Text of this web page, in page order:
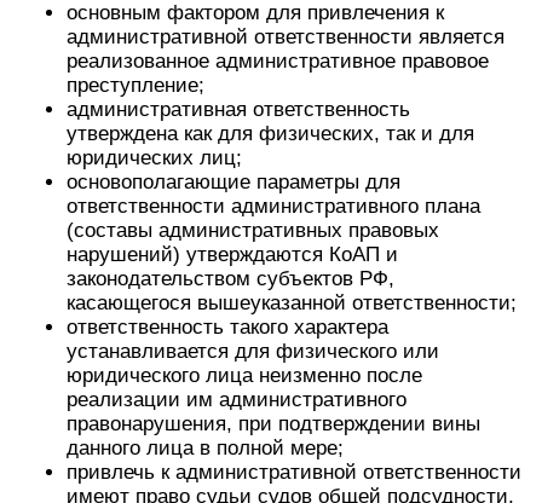
основным фактором для привлечения к
административной ответственности является
реализованное административное правовое
преступление;
административная ответственность
утверждена как для физических, так и для
юридических лиц;
основополагающие параметры для
ответственности административного плана
(составы административных правовых
нарушений) утверждаются КоАП и
законодательством субъектов РФ,
касающегося вышеуказанной ответственности;
ответственность такого характера
устанавливается для физического или
юридического лица неизменно после
реализации им административного
правонарушения, при подтверждении вины
данного лица в полной мере;
привлечь к административной ответственности
имеют право судьи судов общей подсудности,